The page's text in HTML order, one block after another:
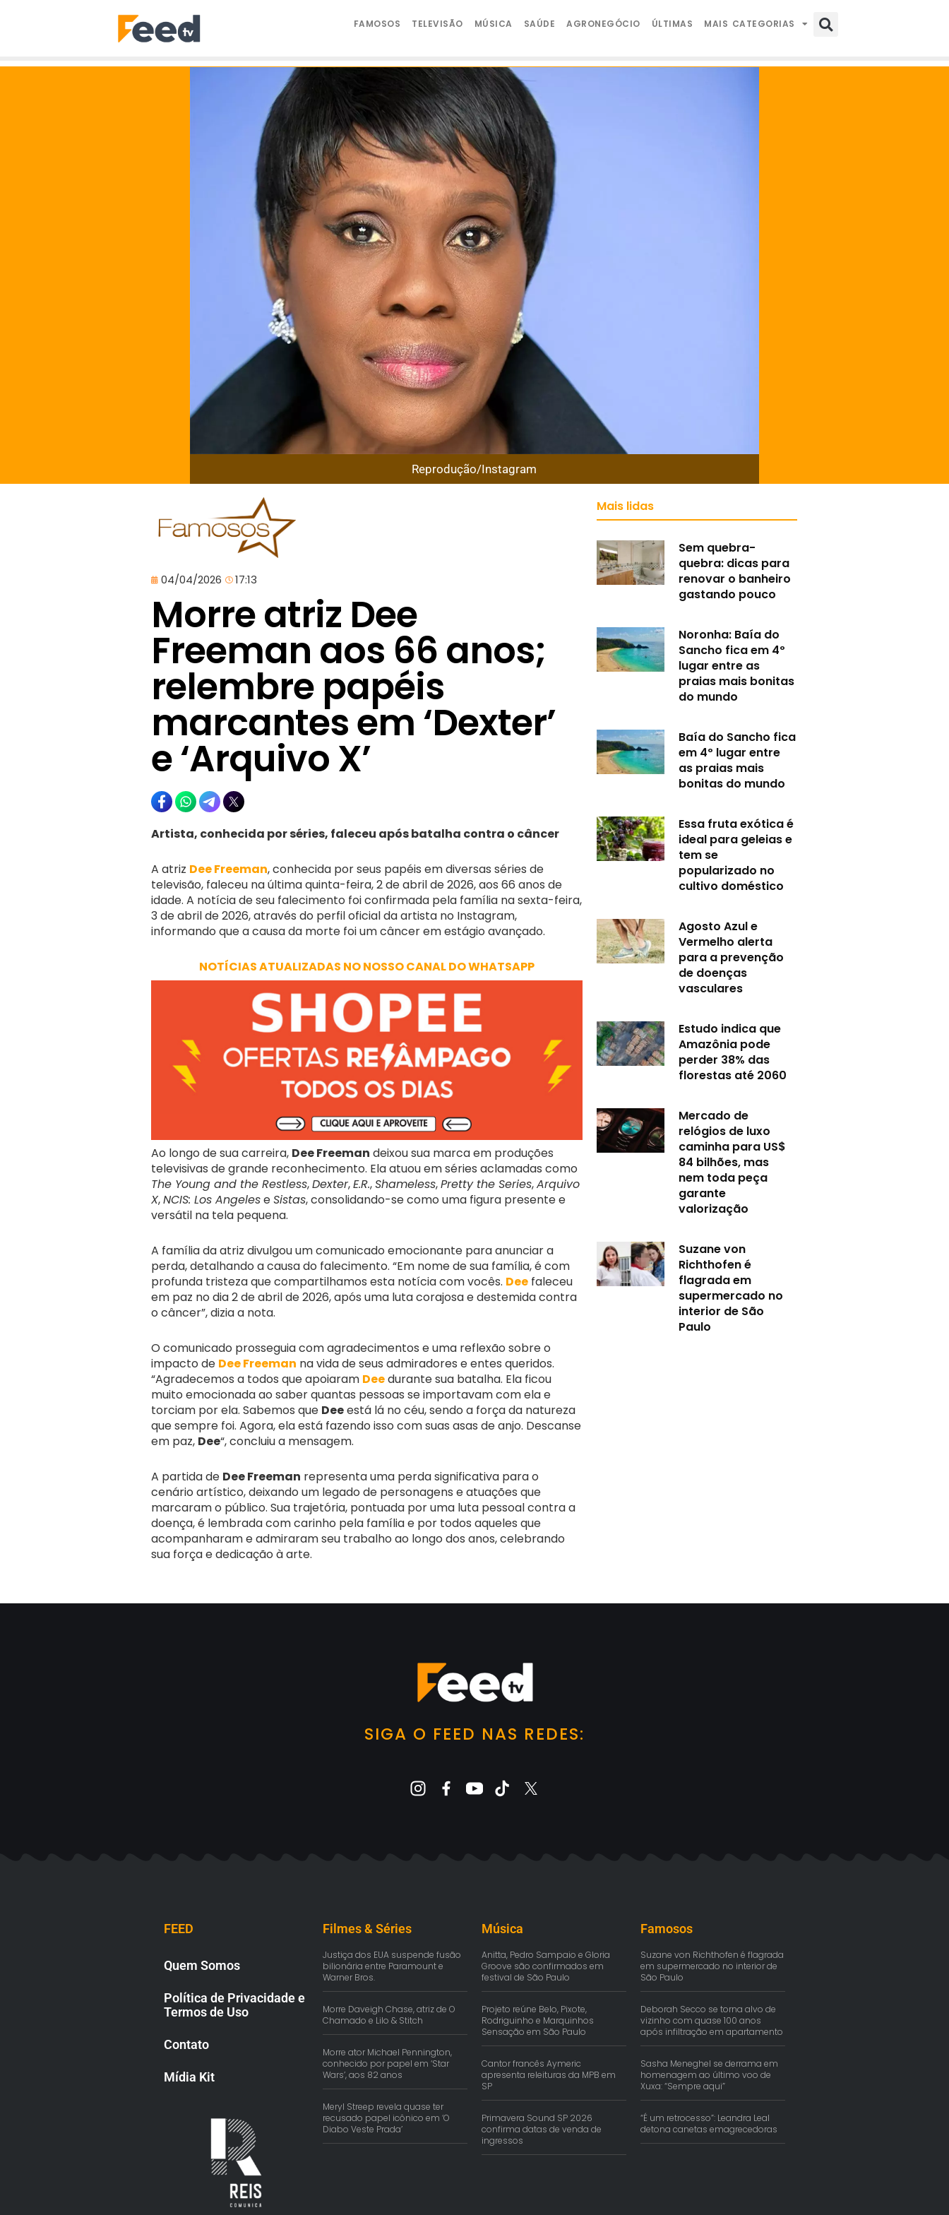
FAMOSOS TELEVISÃO MÚSICA SAÚDE AGRONEGÓCIO ÚLTIMAS MAIS CATEGORIAS
Reprodução/Instagram
04/04/2026 17:13
Morre atriz Dee
Freeman aos 66 anos;
relembre papéis
marcantes em ‘Dexter’
e ‘Arquivo X’
Artista, conhecida por séries, faleceu após batalha contra o câncer
A atriz Dee Freeman, conhecida por seus papéis em diversas séries de
televisão, faleceu na última quinta-feira, 2 de abril de 2026, aos 66 anos de
idade. A notícia de seu falecimento foi confirmada pela família na sexta-feira,
3 de abril de 2026, através do perfil oficial da artista no Instagram,
informando que a causa da morte foi um câncer em estágio avançado.
NOTÍCIAS ATUALIZADAS NO NOSSO CANAL DO WHATSAPP
Ao longo de sua carreira, Dee Freeman deixou sua marca em produções
televisivas de grande reconhecimento. Ela atuou em séries aclamadas como
The Young and the Restless,Dexter,E.R.,Shameless,Pretty the Series,Arquivo
X,NCIS: Los AngeleseSistas, consolidando-se como uma figura presente e
versátil na tela pequena.
A família da atriz divulgou um comunicado emocionante para anunciar a
perda, detalhando a causa do falecimento. “Em nome de sua família, é com
profunda tristeza que compartilhamos esta notícia com vocês. Dee faleceu
em paz no dia 2 de abril de 2026, após uma luta corajosa e destemida contra
o câncer”, dizia a nota.
O comunicado prosseguia com agradecimentos e uma reflexão sobre o
impacto de Dee Freeman na vida de seus admiradores e entes queridos.
“Agradecemos a todos que apoiaram Deedurante sua batalha. Ela ficou
muito emocionada ao saber quantas pessoas se importavam com ela e
torciam por ela. Sabemos que Deeestá lá no céu, sendo a força da natureza
que sempre foi. Agora, ela está fazendo isso com suas asas de anjo. Descanse
em paz, Dee“, concluiu a mensagem.
A partida de Dee Freeman representa uma perda significativa para o
cenário artístico, deixando um legado de personagens e atuações que
marcaram o público. Sua trajetória, pontuada por uma luta pessoal contra a
doença, é lembrada com carinho pela família e por todos aqueles que
acompanharam e admiraram seu trabalho ao longo dos anos, celebrando
sua força e dedicação à arte.
Mais lidas
Sem quebra-
quebra: dicas para
renovar o banheiro
gastando pouco
Noronha: Baía do
Sancho fica em 4º
lugar entre as
praias mais bonitas
do mundo
Baía do Sancho fica
em 4º lugar entre
as praias mais
bonitas do mundo
Essa fruta exótica é
ideal para geleias e
tem se
popularizado no
cultivo doméstico
Agosto Azul e
Vermelho alerta
para a prevenção
de doenças
vasculares
Estudo indica que
Amazônia pode
perder 38% das
florestas até 2060
Mercado de
relógios de luxo
caminha para US$
84 bilhões, mas
nem toda peça
garante
valorização
Suzane von
Richthofen é
flagrada em
supermercado no
interior de São
Paulo
SIGA O FEED NAS REDES:
FEED
Quem Somos
Política de Privacidade e
Termos de Uso
Contato
Mídia Kit
Filmes & Séries
Justiça dos EUA suspende fusão
bilionária entre Paramount e
Warner Bros.
Morre Daveigh Chase, atriz de O
Chamado e Lilo & Stitch
Morre ator Michael Pennington,
conhecido por papel em ‘Star
Wars’, aos 82 anos
Meryl Streep revela quase ter
recusado papel icônico em ‘O
Diabo Veste Prada’
Música
Anitta, Pedro Sampaio e Gloria
Groove são confirmados em
festival de São Paulo
Projeto reúne Belo, Pixote,
Rodriguinho e Marquinhos
Sensação em São Paulo
Cantor francês Aymeric
apresenta releituras da MPB em
SP
Primavera Sound SP 2026
confirma datas de venda de
ingressos
Famosos
Suzane von Richthofen é flagrada
em supermercado no interior de
São Paulo
Deborah Secco se torna alvo de
vizinho com quase 100 anos
após infiltração em apartamento
Sasha Meneghel se derrama em
homenagem ao último voo de
Xuxa: “Sempre aqui”
“É um retrocesso”: Leandra Leal
detona canetas emagrecedoras